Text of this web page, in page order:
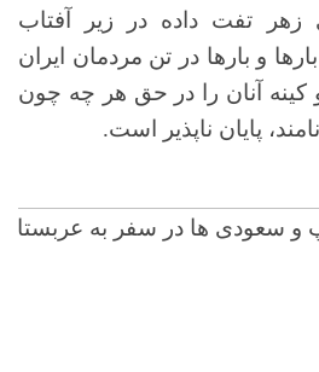
تفت داده در زیر آفتاب
و بارها در تن مردمان ایران
آنان را در حق هر چه چون
پایان ناپذیر است.